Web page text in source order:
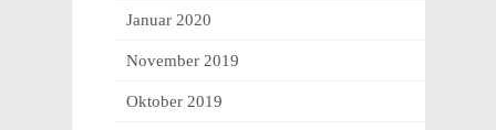
Januar 2020
November 2019
Oktober 2019